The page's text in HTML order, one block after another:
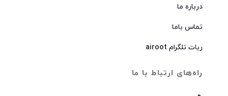
درباره ما
تماس باما
ربات تلگرام airoot
راه‌های ارتباط با ما